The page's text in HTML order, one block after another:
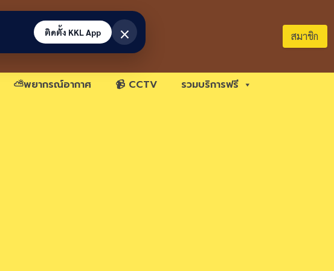
สมาชิก
⛅พยากรณ์อากาศ 📹 CCTV รวมบริการฟรี
ติดตั้ง KKL App ×